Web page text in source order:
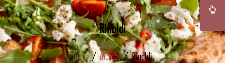
Rinaldi
Inicio/Marcas/ Rinaldi